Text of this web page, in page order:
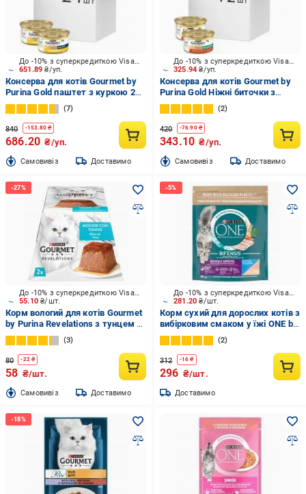
651.89₴/уп.
До -10% з суперкредиткою Visa Вигода
Консерва для котів Gourmet by
Purina Gold паштет з куркою 24
шт. 85 г
7
840 -153.80 ₴
686.20 ₴/уп.
Cамовивіз Доставимо
325.94₴/уп.
До -10% з суперкредиткою Visa Вигода
Консерва для котів Gourmet by
Purina Gold Ніжні биточки з
яловичиною і томатами 12 шт.
85 г
2
420 -76.90₴
343.10 ₴/уп.
Cамовивіз Доставимо
55.10₴/шт.
До -10% з суперкредиткою Visa Вигода
Корм вологий для котів Gourmet
by Purina Revelations з тунцем 2
x 57 г
3
80 -22 ₴
58 ₴/шт.
Cамовивіз Доставимо
281.20₴/шт.
До -10% з суперкредиткою Visa Вигода
Корм сухий для дорослих котів з
вибірковим смаком у їжі ONE by
Purina Difficult Appetite з тріскою
та фореллю 800 г
2
312 -16 ₴
296 ₴/шт.
Доставимо